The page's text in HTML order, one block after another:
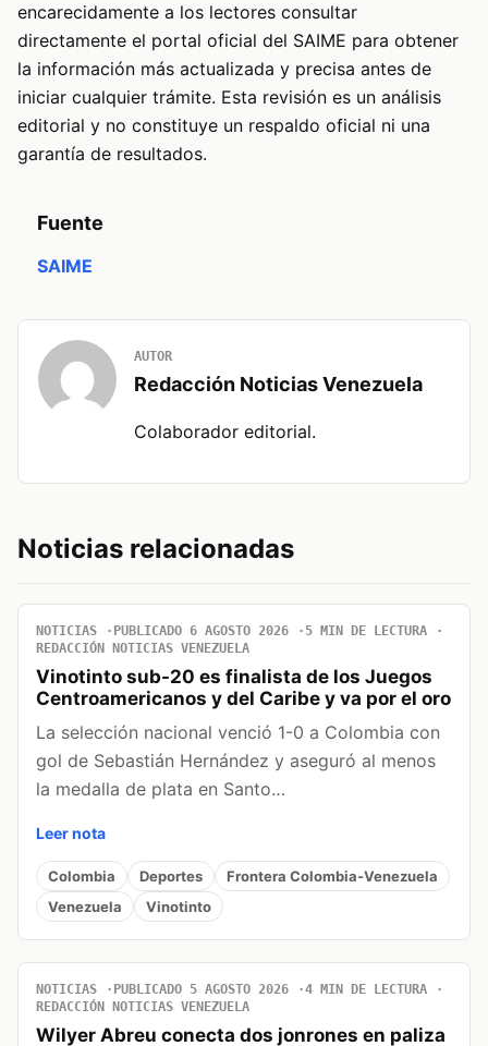
encarecidamente a los lectores consultar
directamente el portal oficial del SAIME para obtener
la información más actualizada y precisa antes de
iniciar cualquier trámite. Esta revisión es un análisis
editorial y no constituye un respaldo oficial ni una
garantía de resultados.
Fuente
SAIME
AUTOR
Redacción Noticias Venezuela
Colaborador editorial.
Noticias relacionadas
NOTICIAS PUBLICADO 6 AGOSTO 2026
5 MIN DE LECTURA
REDACCIÓN NOTICIAS VENEZUELA
Vinotinto sub-20 es finalista de los Juegos
Centroamericanos y del Caribe y va por el oro
La selección nacional venció 1-0 a Colombia con
gol de Sebastián Hernández y aseguró al menos
la medalla de plata en Santo…
Leer nota
Colombia Deportes
Frontera Colombia-Venezuela
Venezuela
Vinotinto
NOTICIAS PUBLICADO 5 AGOSTO 2026
4 MIN DE LECTURA
REDACCIÓN NOTICIAS VENEZUELA
Wilyer Abreu conecta dos jonrones en paliza